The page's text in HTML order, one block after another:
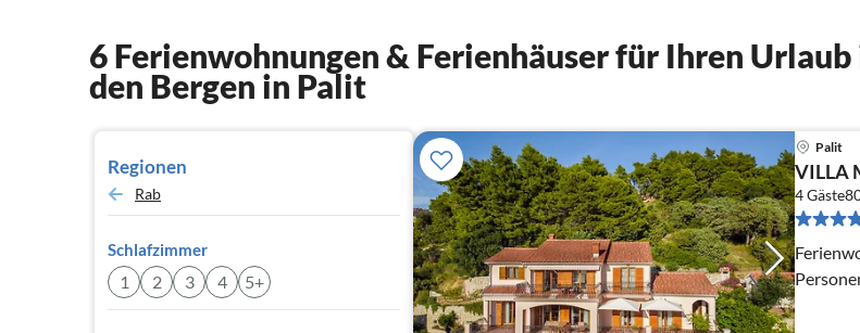
6 Ferienwohnungen & Ferienhäuser für Ihren Urlaub
den Bergen in Palit
Regionen
Rab
Schlafzimmer
1 2 3 4 5+
Palit
VILLA
4 Gäste